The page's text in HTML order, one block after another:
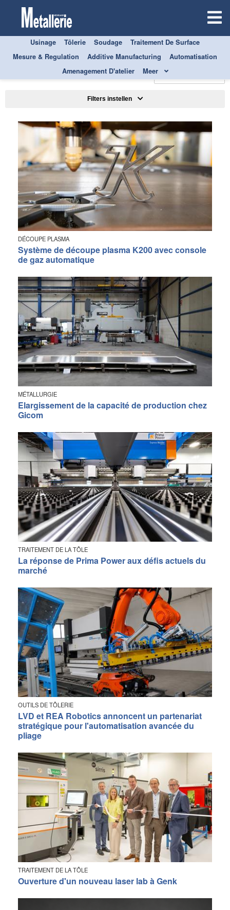
Usinage Tôlerie Soudage
Traitement De Surface
Mesure & Regulation
Additive Manufacturing
Automatisation
Amenagement D'atelier
Meer
TOUS TÔLERIE
Trier par
Filters instellen
DÉCOUPE PLASMA
Système de découpe plasma K200 avec console
de gaz automatique
MÉTALLURGIE
Elargissement de la capacité de production chez
Gicom
TRAITEMENT DE LA TÔLE
La réponse de Prima Power aux défis actuels du
marché
OUTILS DE TÔLERIE
LVD et REA Robotics annoncent un partenariat
stratégique pour l'automatisation avancée du
pliage
TRAITEMENT DE LA TÔLE
Ouverture d'un nouveau laser lab à Genk